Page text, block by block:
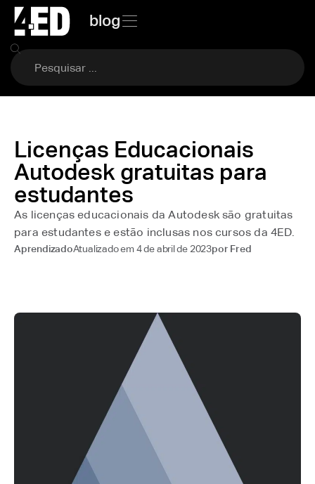
blog
Licenças Educacionais
Autodesk gratuitas para
estudantes
As licenças educacionais da Autodesk são gratuitas
para estudantes e estão inclusas nos cursos da 4ED.
AprendizadoAtualizado em4 de abril de 2023por Fred